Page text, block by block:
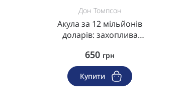
Дон Томпсон
Акула за 12 мільйонів
доларів: захоплива
мистецтва
650 грн
Купити